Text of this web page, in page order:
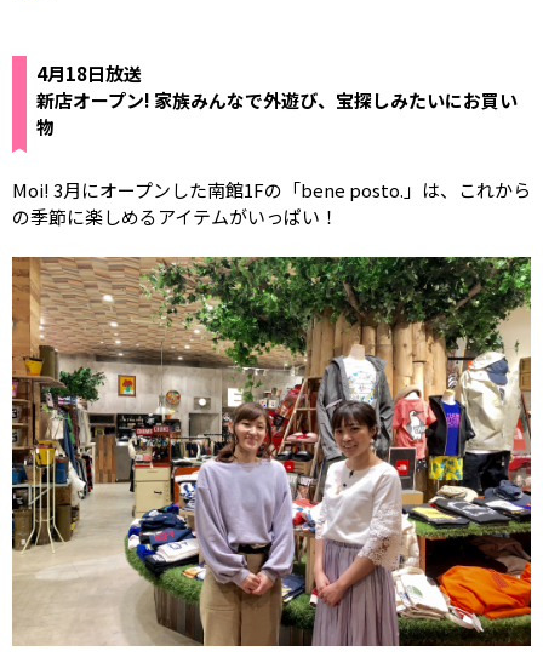
4月18日放送
新店オープン! 家族みんなで外遊び、宝探しみたいにお買い
物
Moi! 3月にオープンした南館1Fの「bene posto.」は、これから
の季節に楽しめるアイテムがいっぱい！